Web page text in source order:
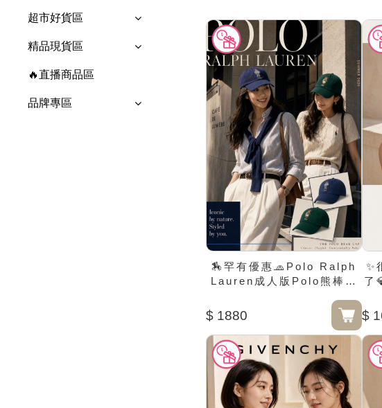
超市好貨區
精品現貨區
🔥直播商品區
品牌專區
🏇罕有優惠🧢Polo Ralph
Lauren成人版Polo熊棒球
$ 1880
✨
了
$